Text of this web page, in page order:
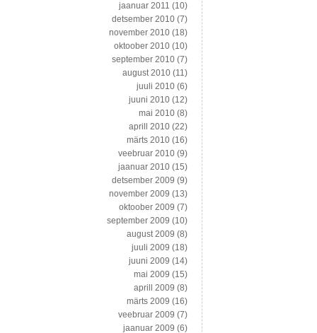
jaanuar 2011 (10)
detsember 2010 (7)
november 2010 (18)
oktoober 2010 (10)
september 2010 (7)
august 2010 (11)
juuli 2010 (6)
juuni 2010 (12)
mai 2010 (8)
aprill 2010 (22)
märts 2010 (16)
veebruar 2010 (9)
jaanuar 2010 (15)
detsember 2009 (9)
november 2009 (13)
oktoober 2009 (7)
september 2009 (10)
august 2009 (8)
juuli 2009 (18)
juuni 2009 (14)
mai 2009 (15)
aprill 2009 (8)
märts 2009 (16)
veebruar 2009 (7)
jaanuar 2009 (6)